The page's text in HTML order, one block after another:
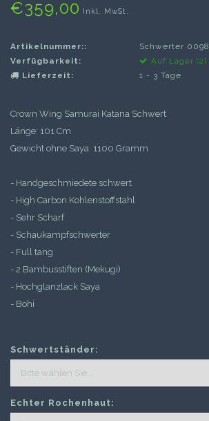
€359,00 Inkl. MwSt.
Artikelnummer::
Schwerter 0098
Verfügbarkeit:
Auf Lager (2)
Lieferzeit:
1 - 3 Tage
Crown Wing Samurai Katana Schwert
Länge: 101 Cm
Gewicht ohne Saya: 1100 Gramm
- Handgeschmiedete schwert
- High Carbon Kohlenstoffstahl
- Sehr Scharf
- Schaukampfschwerter
- Full tang
- 2 Bambusstiften (Mekugi)
- Hochglanzlack Saya
- Bohi
Schwertständer:
Echter Rochenhaut: